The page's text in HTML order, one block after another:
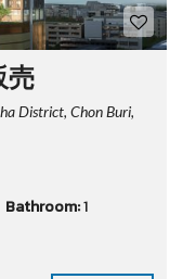
売
District, Chon Buri,
Bathroom:1